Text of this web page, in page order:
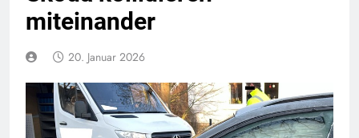
miteinander
20. Januar 2026